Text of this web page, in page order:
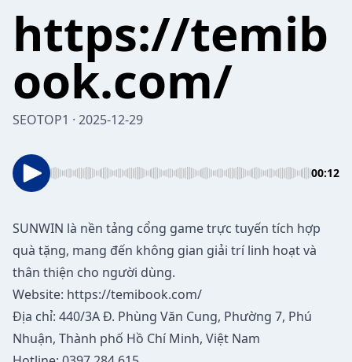
https://temib
ook.com/⁠
SEOTOP1 · 2025-12-29
00:12
SUNWIN là nền tảng cổng game trực tuyến tích hợp
quà tặng, mang đến không gian giải trí linh hoạt và
thân thiện cho người dùng.
Website: https://temibook.com/
Địa chỉ: 440/3A Đ. Phùng Văn Cung, Phường 7, Phú
Nhuận, Thành phố Hồ Chí Minh, Việt Nam